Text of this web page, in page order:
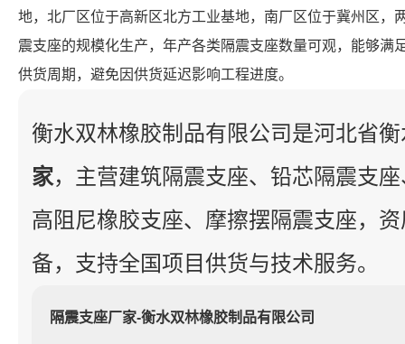
地，北厂区位于高新区北方工业基地，南厂区位于冀州区，
震支座的规模化生产，年产各类隔震支座数量可观，能够满
供货周期，避免因供货延迟影响工程进度。
衡水双林橡胶制品有限公司是河北省
家，主营建筑隔震支座、铅芯隔震支
高阻尼橡胶支座、摩擦摆隔震支座，
备，支持全国项目供货与技术服务。
隔震支座厂家-衡水双林橡胶制品有限公司